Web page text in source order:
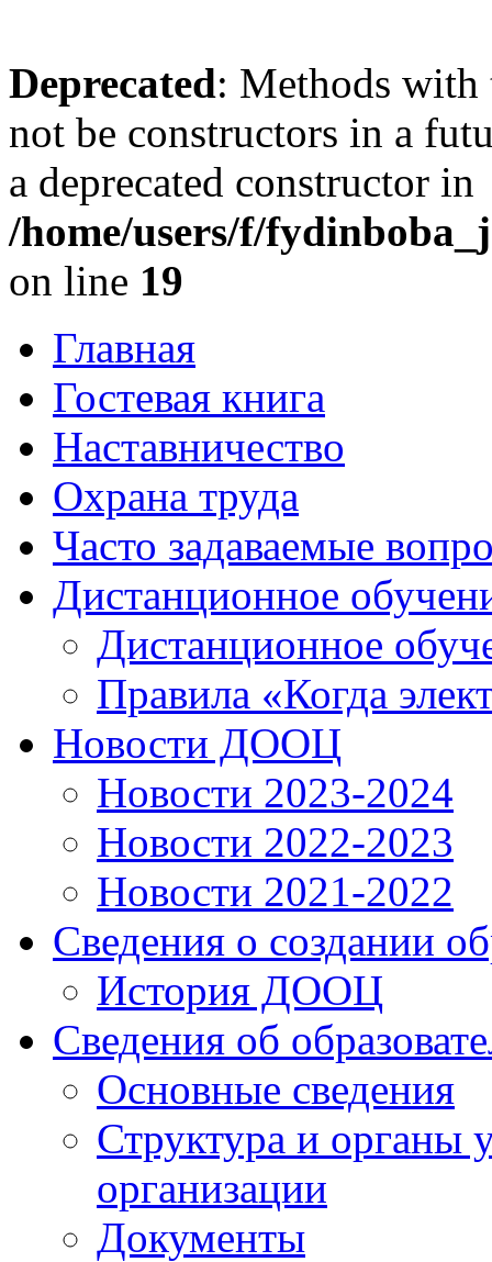
Deprecated: Methods with
not be constructors in a
a deprecated constructor in
/home/users/f/
on line 19
Главная
Гостевая книга
Наставничество
Охрана труда
Часто задаваемые
Дистанционное
Дистанционное
Правила «Когда
Новости ДООЦ
Новости 2023-2024
Новости 2022-2023
Новости 2021-2022
Сведения о создании
История ДООЦ
Сведения об
Основные сведения
Структура и органы
организации
Документы